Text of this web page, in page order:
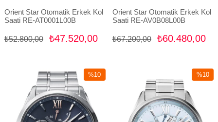
Orient Star Otomatik Erkek Kol
Saati RE-AT0001L00B
₺47.520,00
₺52.800,00
Orient Star Otomatik Erkek Kol
Saati RE-AV0B08L00B
₺60.480,00
₺67.200,00
%10
%10İndirim
%10